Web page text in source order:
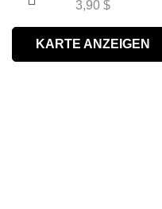
3,90 $
KARTE ANZEIGEN